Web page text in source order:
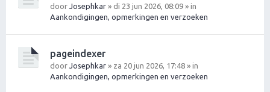
door Josephkar » di 23 jun 2026, 08:09 » in
Aankondigingen, opmerkingen en verzoeken
pageindexer
door Josephkar » za 20 jun 2026, 17:48 » in
Aankondigingen, opmerkingen en verzoeken